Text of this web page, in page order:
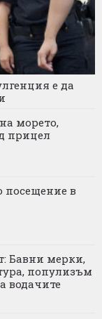
е да
морето,
прицел
посещение в
Бавни мерки,
популизъм
водачите